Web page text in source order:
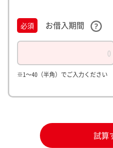
必須 お借入期間
※1～40（半角）でご入力ください
試算